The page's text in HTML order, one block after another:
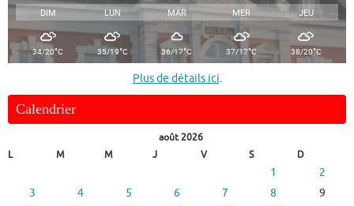
DIM LUN MAR MER JEU
34/20°C 35/19°C 36/17°C 37/17°C 38/20°C
Plus de détails ici.
Calendrier
août 2026
L
M M J V S D
1
2
3
4 5 6 7 8
9